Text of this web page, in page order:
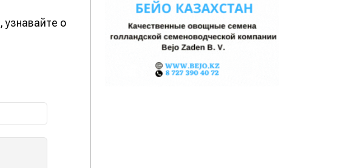
, узнавайте о